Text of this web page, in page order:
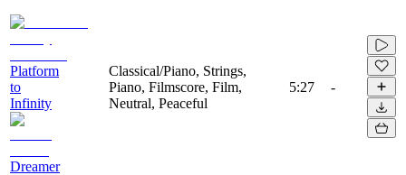
Platform
to
Infinity
Dreamer
Classical/Piano, Strings,
Piano, Filmscore, Film,
Neutral, Peaceful
5:27 -